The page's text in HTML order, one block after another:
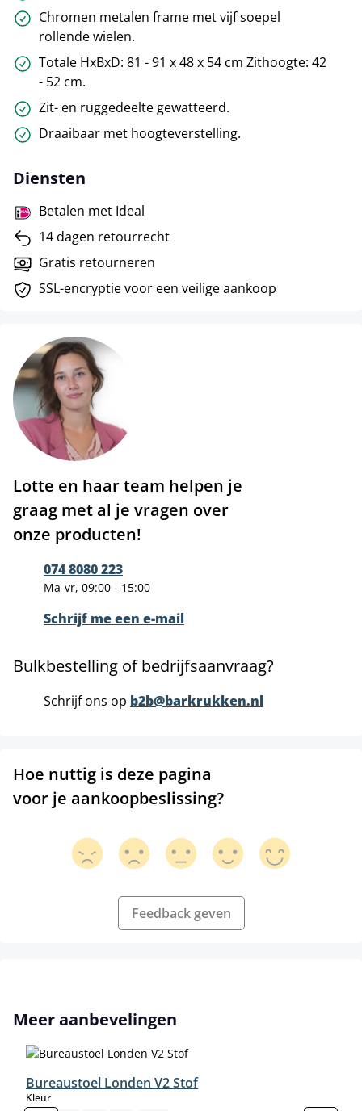
Chromen metalen frame met vijf soepel
rollende wielen.
Totale HxBxD: 81 - 91 x 48 x 54 cm Zithoogte: 42
- 52 cm.
Zit- en ruggedeelte gewatteerd.
Draaibaar met hoogteverstelling.
Diensten
Betalen met Ideal
14 dagen retourrecht
Gratis retourneren
SSL-encryptie voor een veilige aankoop
Lotte en haar team helpen je
graag met al je vragen over
onze producten!
074 8080 223
Ma-vr, 09:00 - 15:00
Schrijf me een e-mail
Bulkbestelling of bedrijfsaanvraag?
Schrijf ons op b2b@barkrukken.nl
Hoe nuttig is deze pagina
voor je aankoopbeslissing?
Feedback geven
Productgalerij overslaan
Meer aanbevelingen
Bureaustoel Londen V2 Stof
Kleurselect